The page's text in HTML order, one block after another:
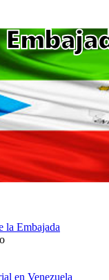
la Embajada
en Venezuela